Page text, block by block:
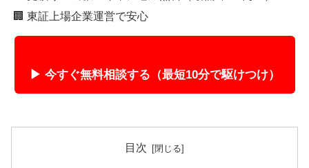
🏢 東証上場企業運営で安心
▶ 今すぐ無料相談する（最短10分で駆けつけ）
目次